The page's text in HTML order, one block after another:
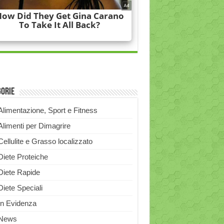
Sport e Fitness
per Dimagrire
e Grasso localizzato
Proteiche
Rapide
Speciali
Evidenza